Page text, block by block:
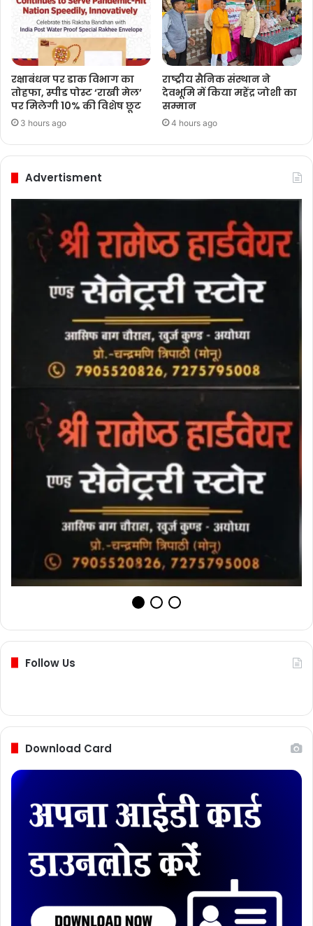
रक्षाबंधन पर डाक विभाग का
तोहफा, स्पीड पोस्ट ‘राखी मेल’
पर मिलेगी 10% की विशेष छूट
3 hours ago
राष्ट्रीय सैनिक संस्थान ने
देवभूमि में किया महेंद्र जोशी का
सम्मान
4 hours ago
Advertisment
Follow Us
Download Card